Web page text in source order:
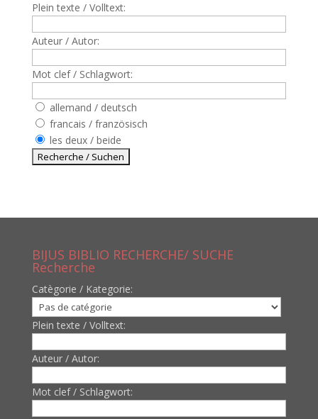
Plein texte / Volltext:
Auteur / Autor:
Mot clef / Schlagwort:
allemand / deutsch
francais / französisch
les deux / beide
BIJUS BIBLIO RECHERCHE/ SUCHE
Recherche
Catègorie / Kategorie:
Plein texte / Volltext:
Auteur / Autor:
Mot clef / Schlagwort: